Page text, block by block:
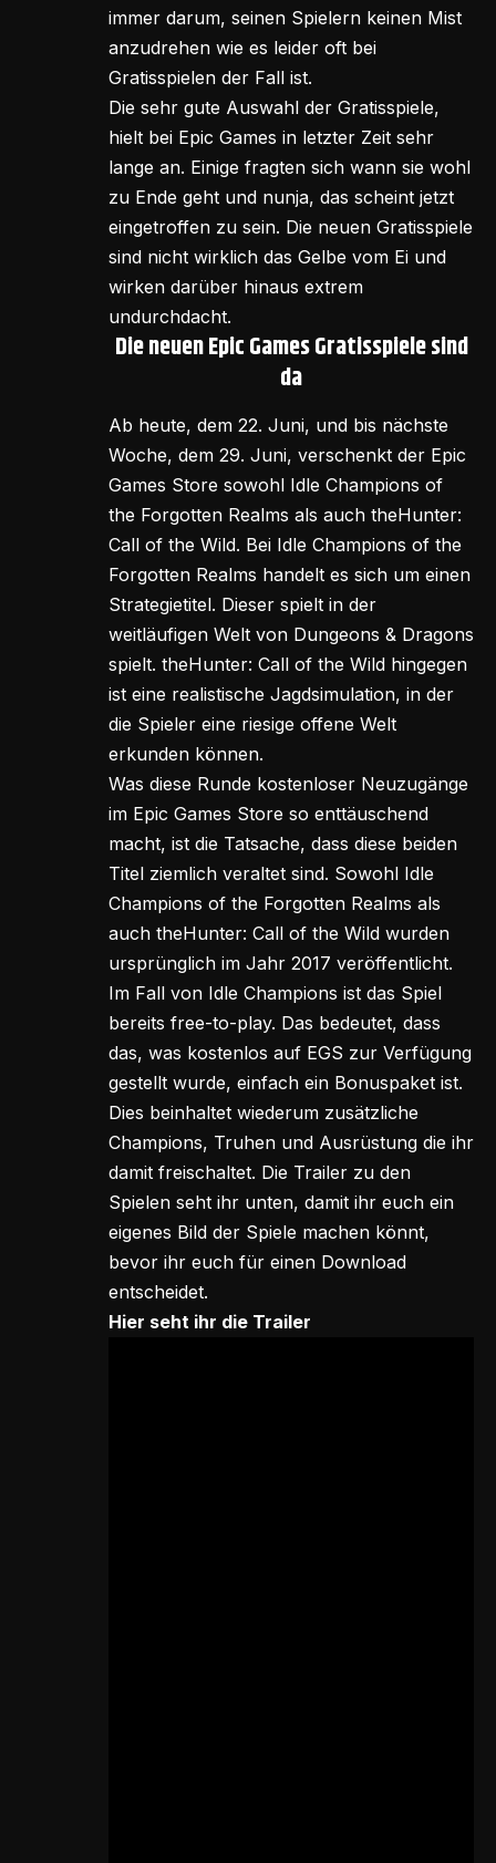
immer darum, seinen Spielern keinen Mist
anzudrehen wie es leider oft bei
Gratisspielen der Fall ist.
Die sehr gute Auswahl der Gratisspiele,
hielt bei Epic Games in letzter Zeit sehr
lange an. Einige fragten sich wann sie wohl
zu Ende geht und nunja, das scheint jetzt
eingetroffen zu sein. Die neuen Gratisspiele
sind nicht wirklich das Gelbe vom Ei und
wirken darüber hinaus extrem
undurchdacht.
Die neuen Epic Games Gratisspiele sind
da
Ab heute, dem 22. Juni, und bis nächste
Woche, dem 29. Juni, verschenkt der Epic
Games Store sowohl Idle Champions of
the Forgotten Realms als auch theHunter:
Call of the Wild. Bei Idle Champions of the
Forgotten Realms handelt es sich um einen
Strategietitel. Dieser spielt in der
weitläufigen Welt von Dungeons & Dragons
spielt. theHunter: Call of the Wild hingegen
ist eine realistische Jagdsimulation, in der
die Spieler eine riesige offene Welt
erkunden können.
Was diese Runde kostenloser Neuzugänge
im Epic Games Store so enttäuschend
macht, ist die Tatsache, dass diese beiden
Titel ziemlich veraltet sind. Sowohl Idle
Champions of the Forgotten Realms als
auch theHunter: Call of the Wild wurden
ursprünglich im Jahr 2017 veröffentlicht.
Im Fall von Idle Champions ist das Spiel
bereits free-to-play. Das bedeutet, dass
das, was kostenlos auf EGS zur Verfügung
gestellt wurde, einfach ein Bonuspaket ist.
Dies beinhaltet wiederum zusätzliche
Champions, Truhen und Ausrüstung die ihr
damit freischaltet. Die Trailer zu den
Spielen seht ihr unten, damit ihr euch ein
eigenes Bild der Spiele machen könnt,
bevor ihr euch für einen Download
entscheidet.
Hier seht ihr die Trailer